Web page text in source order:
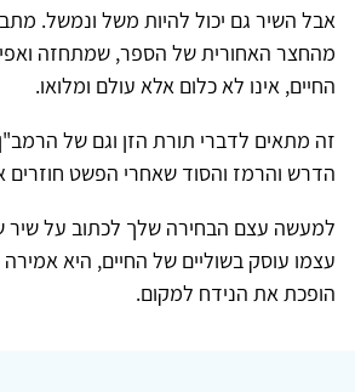
אבל השיר גם יכול להיות משל ונמשל.
מהחצר האחורית של הספר, שמתחזה
החיים, אינו לא כלום אלא עולם ומלואו.
זה מתאים לדברי תורת הזן וגם של
הדרש והרמז והסוד שאחרי הפשט חוזרים
למעשה עצם הבחירה שלך לכתוב על שיר
עצמו עוסק בשוליים של החיים, היא
הופכת את הנידח למקום.